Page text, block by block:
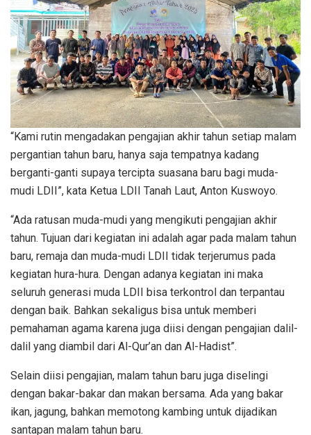
“Kami rutin mengadakan pengajian akhir tahun setiap malam
pergantian tahun baru, hanya saja tempatnya kadang
berganti-ganti supaya tercipta suasana baru bagi muda-
mudi LDII”, kata Ketua LDII Tanah Laut, Anton Kuswoyo.
“Ada ratusan muda-mudi yang mengikuti pengajian akhir
tahun. Tujuan dari kegiatan ini adalah agar pada malam tahun
baru, remaja dan muda-mudi LDII tidak terjerumus pada
kegiatan hura-hura. Dengan adanya kegiatan ini maka
seluruh generasi muda LDII bisa terkontrol dan terpantau
dengan baik. Bahkan sekaligus bisa untuk memberi
pemahaman agama karena juga diisi dengan pengajian dalil-
dalil yang diambil dari Al-Qur’an dan Al-Hadist”.
Selain diisi pengajian, malam tahun baru juga diselingi
dengan bakar-bakar dan makan bersama. Ada yang bakar
ikan, jagung, bahkan memotong kambing untuk dijadikan
santapan malam tahun baru.